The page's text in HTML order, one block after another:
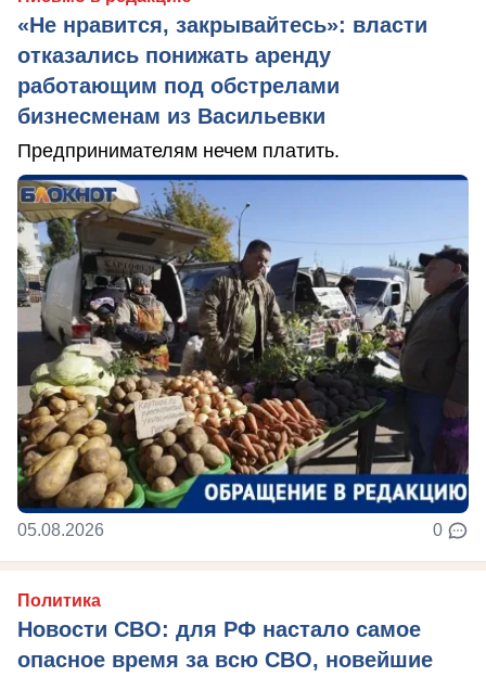
«Не нравится, закрывайтесь»: власти
отказались понижать аренду
работающим под обстрелами
бизнесменам из Васильевки
Предпринимателям нечем платить.
05.08.2026 0
Политика
Новости СВО: для РФ настало самое
опасное время за всю СВО, новейшие